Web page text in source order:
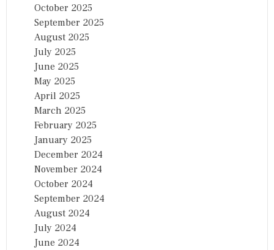
October 2025
September 2025
August 2025
July 2025
June 2025
May 2025
April 2025
March 2025
February 2025
January 2025
December 2024
November 2024
October 2024
September 2024
August 2024
July 2024
June 2024